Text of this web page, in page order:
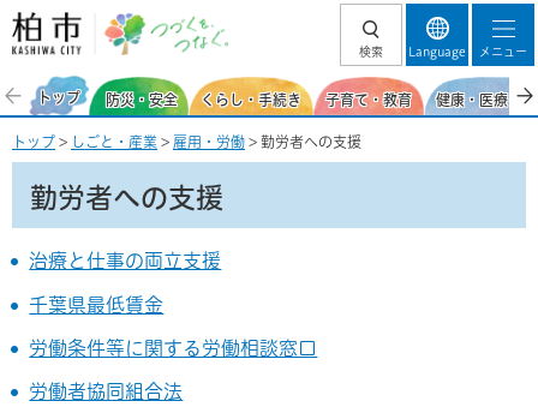
柏市 つづくを、
検索 Language メニュー
トップ 防災・安全 くらし・手続き 子育て・教育 健康・医療・
トップ > しごと・産業 > 雇用・労働 > 勤労者への支援
勤労者への支援
治療と仕事の両立支援
千葉県最低賃金
労働条件等に関する労働相談窓口
労働者協同組合法